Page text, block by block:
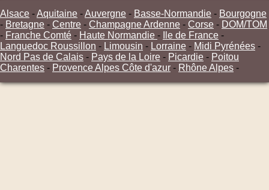
Alsace -Aquitaine -Auvergne - Basse-Normandie - Bourgogne
- Bretagne - Centre - Champagne Ardenne - Corse - DOM/TOM
- Franche Comté - Haute Normandie - Ile de France -
Languedoc Roussillon - Limousin - Lorraine - Midi Pyrénées -
Nord Pas de Calais - Pays de la Loire - Picardie - Poitou
Charentes - Provence Alpes Côte d'azur - Rhône Alpes -